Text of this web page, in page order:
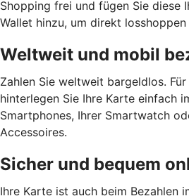
Shopping frei und fügen Sie diese
Wallet hinzu, um direkt losshoppen
Weltweit und mobil
Zahlen Sie weltweit bargeldlos.
hinterlegen Sie Ihre Karte einfach
Smartphones, Ihrer Smartwatch
Accessoires.
Sicher und bequem
Ihre Karte ist auch beim Bezahlen